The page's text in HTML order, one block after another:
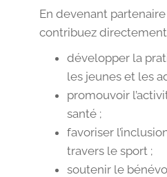
En devenant
contribuez directement
développer la
les jeunes et les
promouvoir
santé ;
favoriser
travers le sport ;
soutenir le